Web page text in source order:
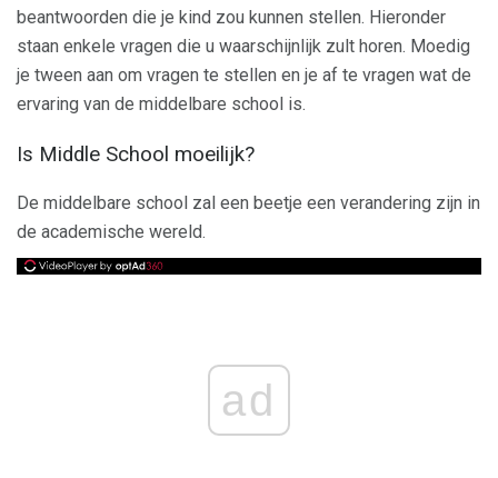
beantwoorden die je kind zou kunnen stellen. Hieronder
staan ​​enkele vragen die u waarschijnlijk zult horen. Moedig
je tween aan om vragen te stellen en je af te vragen wat de
ervaring van de middelbare school is.
Is Middle School moeilijk?
De middelbare school zal een beetje een verandering zijn in
de academische wereld.
ad